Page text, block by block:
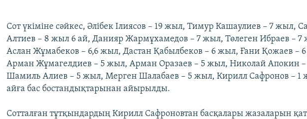
Сот үкіміне сәйкес, Әлібек Ілиясов – 19 жыл, Тимур Кашаулиев – 7 жыл,
Алтиев – 8 жыл 6 ай, Данияр Жармұхамедов – 7 жыл, Төлеген Ибраев – 7
Аслан Жұмабеков – 6,6 жыл, Дастан Қабылбеков – 6 жыл, Ғани Қожаев –
Арман Жұмагелдиев – 5 жыл, Арман Оразаев – 5 жыл, Николай Апокин
Шамиль Алиев – 5 жыл, Мерген Шалабаев – 5 жыл, Кирилл Сафронов – 1
айға бас бостандықтарынан айырылды.
Сотталған тұтқындардың Кирилл Сафроновтан басқалары жазаларын